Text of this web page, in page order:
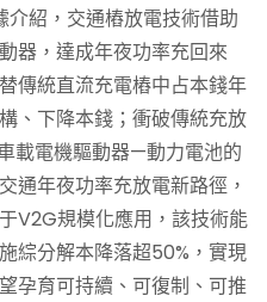
紹，交通樁放電技術借助
器，達成年夜功率充回來
傳統直流充電樁中占本錢年
、下降本錢；衝破傳統充放
載電機驅動器—動力電池的
通年夜功率充放電新路徑，
V2G規模化應用，該技術能
綜分解本降落超50%，實現
孕育可持續、可復制、可推